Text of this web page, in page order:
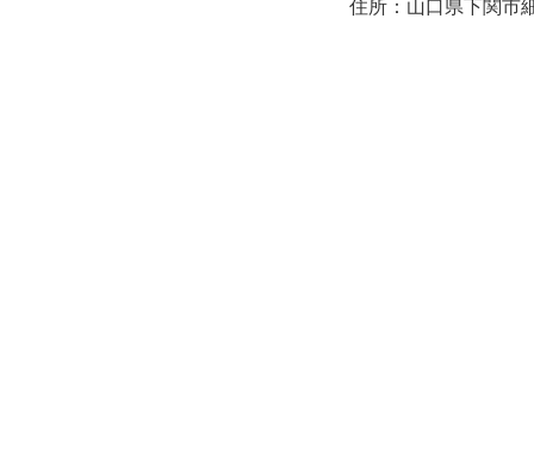
住所：山口県下関市